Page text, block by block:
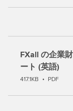
FXall の企業
ート (英語)
417.1KB • PDF